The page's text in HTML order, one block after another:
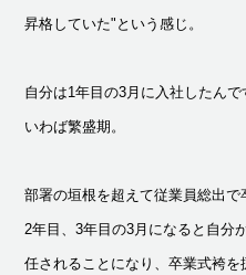
昇格していた"という感じ。
自分は1年目の3月に入社したん
いわば繁盛期。
部署の垣根を超えて従業員総出で
2年目、3年目の3月になると自分
任されることになり、卒業式袴